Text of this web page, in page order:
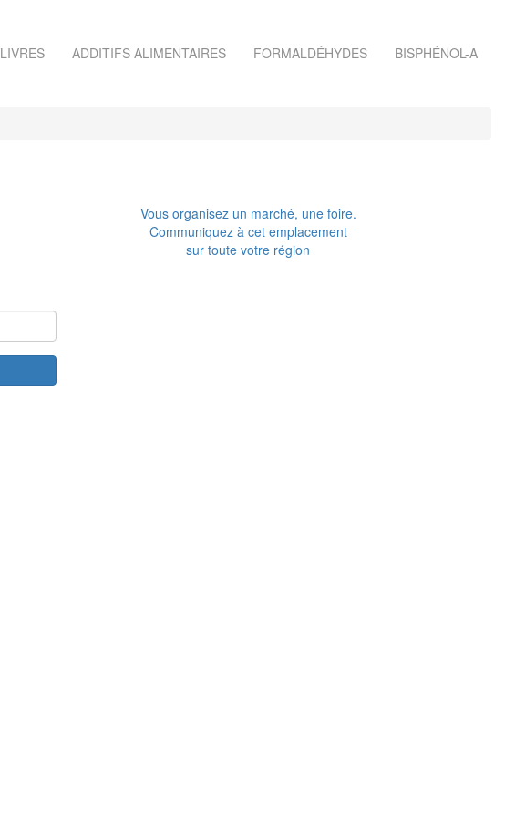
LIVRES ADDITIFS ALIMENTAIRES FORMALDÉHYDES BISPHÉNOL-A
Vous organisez un marché, une foire.
Communiquez à cet emplacement
sur toute votre région